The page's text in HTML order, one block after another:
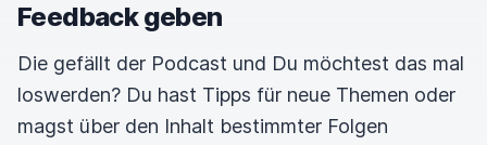
Feedback geben
Die gefällt der Podcast und Du möchtest das mal
loswerden? Du hast Tipps für neue Themen oder
magst über den Inhalt bestimmter Folgen